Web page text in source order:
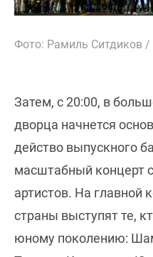
Фото: Рамиль Ситдиков
Затем, с 20:00, в
дворца начнется
действо выпускного
масштабный концерт
артистов. На главной
страны выступят те,
юному поколению: